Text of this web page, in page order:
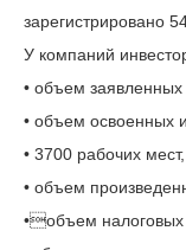
зарегистрировано
У компаний
• объем
• объем освоенных
• 3700 рабочих мест,
• объем
•объем